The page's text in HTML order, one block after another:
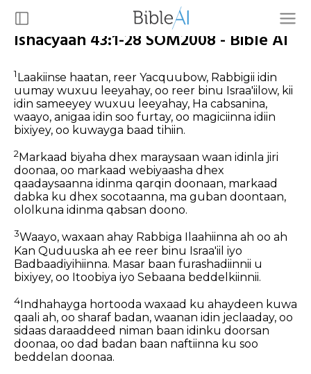
Ishacyaah 43:1-28 SOM2008 - Bible AI
1Laakiinse haatan, reer Yacquubow, Rabbigii idin
uumay wuxuu leeyahay, oo reer binu Israa'iilow, kii
idin sameeyey wuxuu leeyahay, Ha cabsanina,
waayo, anigaa idin soo furtay, oo magiciinna idiin
bixiyey, oo kuwayga baad tihiin.
2 Markaad biyaha dhex maraysaan waan idinla jiri
doonaa, oo markaad webiyaasha dhex
qaadaysaanna idinma qarqin doonaan, markaad
dabka ku dhex socotaanna, ma guban doontaan,
ololkuna idinma qabsan doono.
3Waayo, waxaan ahay Rabbiga Ilaahiinna ah oo ah
Kan Quduuska ah ee reer binu Israa'iil iyo
Badbaadiyihiinna. Masar baan furashadiinnii u
bixiyey, oo Itoobiya iyo Sebaana beddelkiinnii.
4Indhahayga hortooda waxaad ku ahaydeen kuwa
qaali ah, oo sharaf badan, waanan idin jeclaaday, oo
sidaas daraaddeed niman baan idinku doorsan
doonaa, oo dad badan baan naftiinna ku soo
beddelan doonaa.